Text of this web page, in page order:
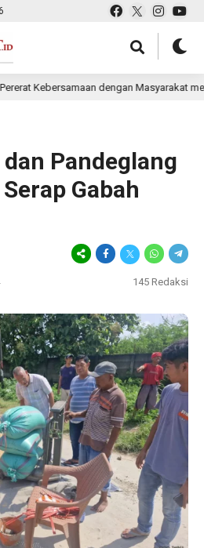
dengan Masyarakat melalui
Pandeglang
Gabah
145 Redaksi